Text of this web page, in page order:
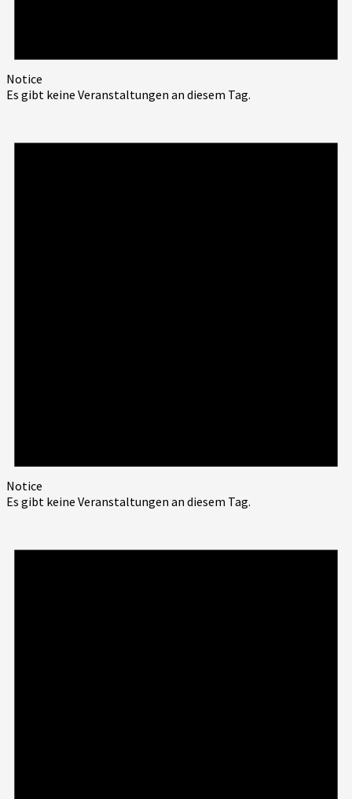
Notice
Es gibt keine Veranstaltungen an diesem Tag.
Notice
Es gibt keine Veranstaltungen an diesem Tag.